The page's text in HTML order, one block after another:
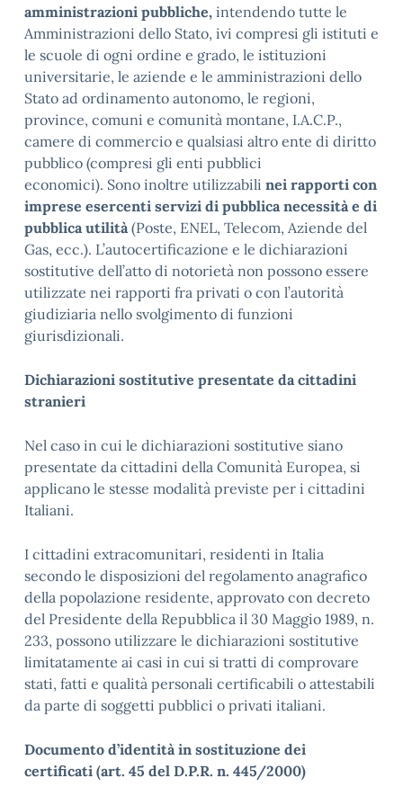
amministrazioni pubbliche, intendendo tutte le
Amministrazioni dello Stato, ivi compresi gli istituti e
le scuole di ogni ordine e grado, le istituzioni
universitarie, le aziende e le amministrazioni dello
Stato ad ordinamento autonomo, le regioni,
province, comuni e comunità montane, I.A.C.P.,
camere di commercio e qualsiasi altro ente di diritto
pubblico (compresi gli enti pubblici
economici). Sono inoltre utilizzabili nei rapporti con
imprese esercenti servizi di pubblica necessità e di
pubblica utilità(Poste, ENEL, Telecom, Aziende del
Gas, ecc.). L’autocertificazione e le dichiarazioni
sostitutive dell’atto di notorietà non possono essere
utilizzate nei rapporti fra privati o con l’autorità
giudiziaria nello svolgimento di funzioni
giurisdizionali.
Dichiarazioni sostitutive presentate da cittadini
stranieri
Nel caso in cui le dichiarazioni sostitutive siano
presentate da cittadini della Comunità Europea, si
applicano le stesse modalità previste per i cittadini
Italiani.
I cittadini extracomunitari, residenti in Italia
secondo le disposizioni del regolamento anagrafico
della popolazione residente, approvato con decreto
del Presidente della Repubblica il 30 Maggio 1989, n.
233, possono utilizzare le dichiarazioni sostitutive
limitatamente ai casi in cui si tratti di comprovare
stati, fatti e qualità personali certificabili o attestabili
da parte di soggetti pubblici o privati italiani.
Documento d’identità in sostituzione dei
certificati (art. 45 del D.P.R. n. 445/2000)